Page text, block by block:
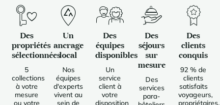
Des
propriétés
sélectionnées
5
collections
à votre
mesure
ou votre
Un
ancrage
local
Nos
équipes
d'experts
vivent au
sein de
Des
équipes
disponibles
Un
service
client à
votre
disposition
Des
séjours
sur
mesure
Des
services
para-
Des
clients
conquis
92 % de
clients
satisfaits
voyageurs,
propriétaires,